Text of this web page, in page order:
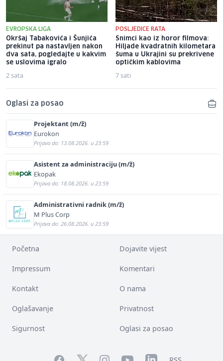
EVROPSKA LIGA
Okršaj Tabakovića i Šunjića
prekinut pa nastavljen nakon
dva sata, pogledajte u kakvim
se uslovima igralo
2 sata
POSLJEDICE RATA
Snimci kao iz horor filmova:
Hiljade kvadratnih kilometara
šuma u Ukrajini su prekrivene
optičkim kablovima
7 sati
Oglasi za posao
Projektant (m/ž)
Eurokon
Prijava do: 13.08.2026. u 23:59
Asistent za administraciju (m/ž)
Ekopak
Prijava do: 18.08.2026. u 23:59
Administrativni radnik (m/ž)
M Plus Corp
Prijava do: 26.08.2026. u 23:59
Početna Dojavite vijest
Impressum Komentari
Kontakt O nama
Oglašavanje Privatnost
Sigurnost Oglasi za posao
Facebook YouTubeLinkedIn